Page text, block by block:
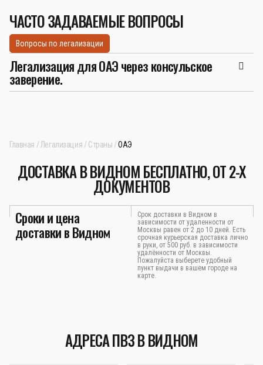
ЧАСТО ЗАДАВАЕМЫЕ ВОПРОСЫ
Вопросы по легализации
Легализация для ОАЭ через консульское
заверение.
Главная Легализация Страны ОАЭ
ДОСТАВКА В ВИДНОМ БЕСПЛАТНО, ОТ 2-Х
ДОКУМЕНТОВ
Сроки и цена
доставки в Видном
Срок доставки в Видном в
зависимости от удаленности от
Москвы равен от 2 до 10 дней. Есть
срочная курьерская доставка лично
в руки, от 500 руб. в зависимости
удалённости от Москвы.
Пожалуйста выберете удобный
пункт выдачи в вашем городе на
карте.
АДРЕСА ПВЗ В ВИДНОМ